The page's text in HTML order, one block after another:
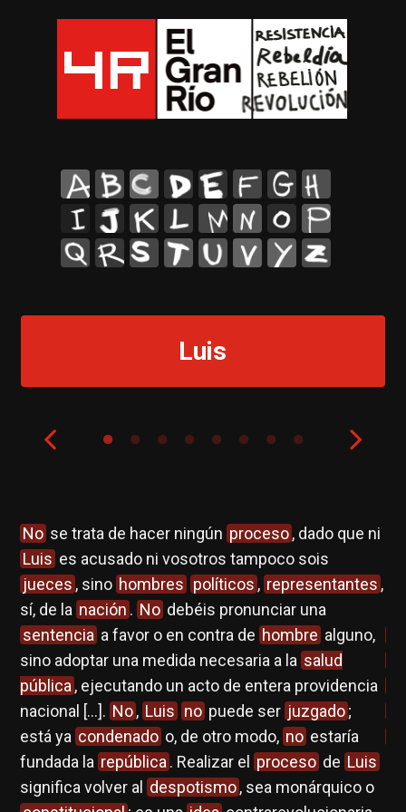
A B C D E F G
H
I
J K L M N O
P
Luis
No se trata de hacer ningún proceso, dado que ni
Luis es acusado ni vosotros tampoco sois
jueces , sino hombres políticos , representantes ,
sí, de la nación . No debéis pronunciar una
sentencia a favor o en contra de hombre alguno,
sino adoptar una medida necesaria a la salud
pública, ejecutando un acto de entera providencia
nacional […]. No, Luis no puede ser juzgado;
está ya condenado o, de otro modo, no estaría
fundada la república. Realizar el proceso de Luis
significa volver al despotismo, sea monárquico o